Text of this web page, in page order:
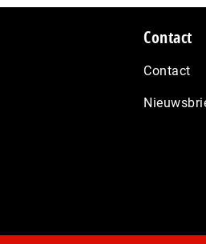
Contact
Contact